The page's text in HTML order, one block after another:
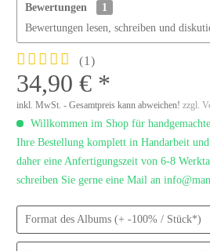
Bewertungen
1
Bewertungen lesen, schreiben und
(1)
34,90 € *
inkl. MwSt. - Gesamtpreis kann abweichen!zzgl.
Willkommen im Shop für
Ihre Bestellung komplett in Handarbeit
daher eine Anfertigungszeit von 6-8
schreiben Sie gerne eine Mail an
Format des Albums (+ -100% / Stück*)